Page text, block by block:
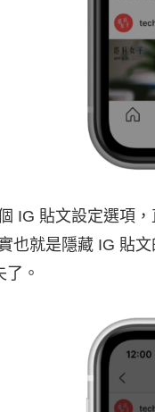
IG 貼文設定選項，
也就是隱藏 IG 貼
。